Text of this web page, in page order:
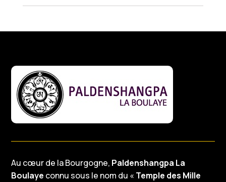
Au cœur de la Bourgogne, Paldenshangpa La
Boulaye connu sous le nom du « Temple des Mille